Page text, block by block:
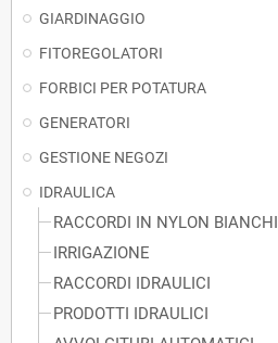
GIARDINAGGIO
FITOREGOLATORI
FORBICI PER POTATURA
GENERATORI
GESTIONE NEGOZI
IDRAULICA
RACCORDI IN NYLON BIANCHI
IRRIGAZIONE
RACCORDI IDRAULICI
PRODOTTI IDRAULICI